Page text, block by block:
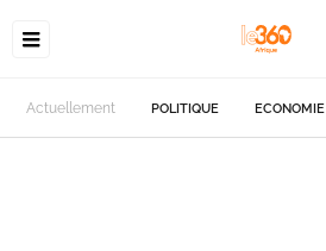
Actuellement POLITIQUE ECONOMIE